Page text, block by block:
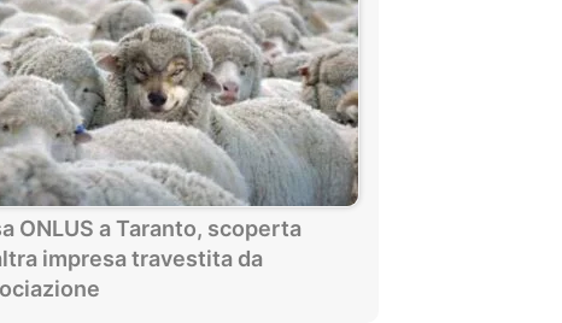
ONLUS a Taranto, scoperta
impresa travestita da